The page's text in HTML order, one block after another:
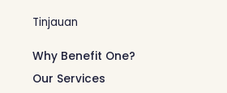
Tinjauan
Why Benefit One?
Our Services